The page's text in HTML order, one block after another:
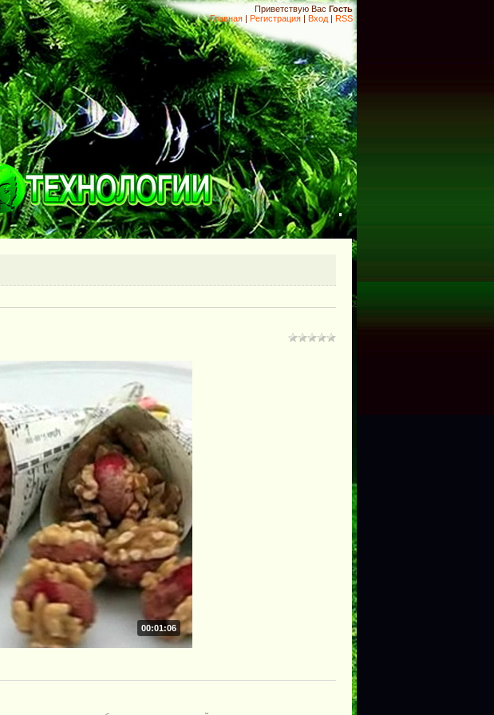
Приветствую Вас Гость
Главная | Регистрация | Вход | RSS
.
00:01:06